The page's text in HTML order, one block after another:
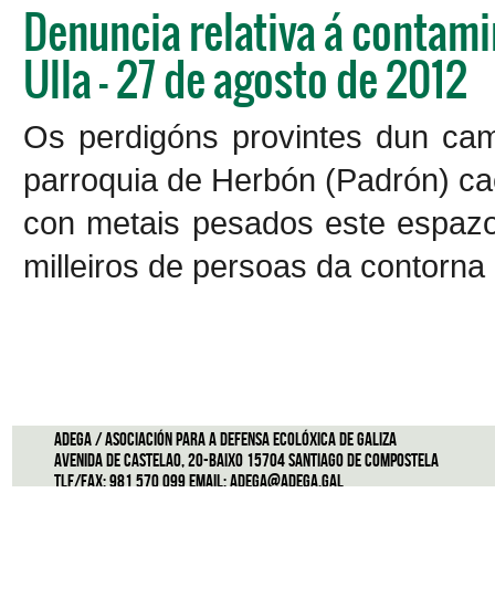
Denuncia relativa á
Ulla - 27 de agosto de 2012
Os perdigóns provintes dun
parroquia de Herbón (Padrón)
con metais pesados este
milleiros de persoas da
ADEGA / Asociación para a defensa ecolóxica de Galiza
Avenida de Castelao, 20-Baixo 15704 Santiago de Compostela
Tlf/Fax: 981 570 099 Email:adega@adega.gal